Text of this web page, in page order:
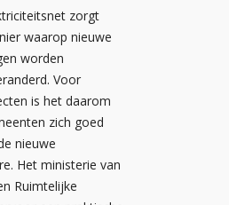
zorgt
waarop nieuwe
worden
Voor
is het daarom
zich goed
nieuwe
Het ministerie van
Ruimtelijke